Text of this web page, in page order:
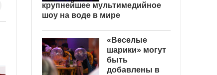
крупнейшее мультимедийное
шоу на воде в мире
«Веселые
шарики» могут
быть
добавлены в